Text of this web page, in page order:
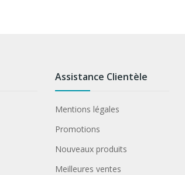
Assistance Clientèle
Mentions légales
Promotions
Nouveaux produits
Meilleures ventes